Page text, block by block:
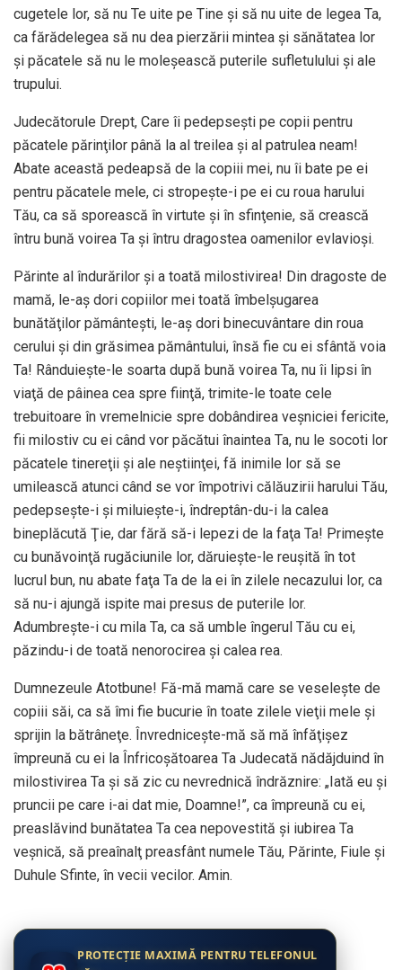
cugetele lor, să nu Te uite pe Tine şi să nu uite de legea Ta,
ca fărădelegea să nu dea pierzării mintea şi sănătatea lor
şi păcatele să nu le moleşească puterile sufletulului şi ale
trupului.
Judecătorule Drept, Care îi pedepseşti pe copii pentru
păcatele părinţilor până la al treilea şi al patrulea neam!
Abate această pedeapsă de la copiii mei, nu îi bate pe ei
pentru păcatele mele, ci stropeşte-i pe ei cu roua harului
Tău, ca să sporească în virtute şi în sfinţenie, să crească
întru bună voirea Ta şi întru dragostea oamenilor evlavioşi.
Părinte al îndurărilor şi a toată milostivirea! Din dragoste de
mamă, le-aş dori copiilor mei toată îmbelşugarea
bunătăţilor pământeşti, le-aş dori binecuvântare din roua
cerului şi din grăsimea pământului, însă fie cu ei sfântă voia
Ta! Rânduieşte-le soarta după bună voirea Ta, nu îi lipsi în
viaţă de pâinea cea spre fiinţă, trimite-le toate cele
trebuitoare în vremelnicie spre dobândirea veşniciei fericite,
fii milostiv cu ei când vor păcătui înaintea Ta, nu le socoti lor
păcatele tinereţii şi ale neştiinţei, fă inimile lor să se
umilească atunci când se vor împotrivi călăuzirii harului Tău,
pedepseşte-i şi miluieşte-i, îndreptân-du-i la calea
bineplăcută Ţie, dar fără să-i lepezi de la faţa Ta! Primeşte
cu bunăvoinţă rugăciunile lor, dăruieşte-le reuşită în tot
lucrul bun, nu abate faţa Ta de la ei în zilele necazului lor, ca
să nu-i ajungă ispite mai presus de puterile lor.
Adumbreşte-i cu mila Ta, ca să umble îngerul Tău cu ei,
păzindu-i de toată nenorocirea şi calea rea.
Dumnezeule Atotbune! Fă-mă mamă care se veseleşte de
copiii săi, ca să îmi fie bucurie în toate zilele vieţii mele şi
sprijin la bătrâneţe. Învredniceşte-mă să mă înfăţişez
împreună cu ei la Înfricoşătoarea Ta Judecată nădăjduind în
milostivirea Ta şi să zic cu nevrednică îndrăznire: „Iată eu şi
pruncii pe care i-ai dat mie, Doamne!”, ca împreună cu ei,
preaslăvind bunătatea Ta cea nepovestită şi iubirea Ta
veşnică, să preaînalţ preasfânt numele Tău, Părinte, Fiule şi
Duhule Sfinte, în vecii vecilor. Amin.
PROTECȚIE MAXIMĂ PENTRU TELEFONUL